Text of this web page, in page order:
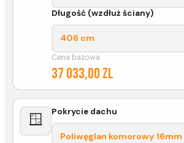
Długość (wzdłuż ściany)
406 cm
Cena bazowa
37 033,00 zl
🪟 Pokrycie dachu
Poliwęglan komorowy